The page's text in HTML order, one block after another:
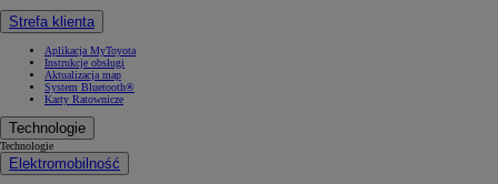
Strefa klienta
Aplikacja MyToyota
Instrukcje obsługi
Aktualizacja map
System Bluetooth®
Karty Ratownicze
Technologie
Technologie
Elektromobilność